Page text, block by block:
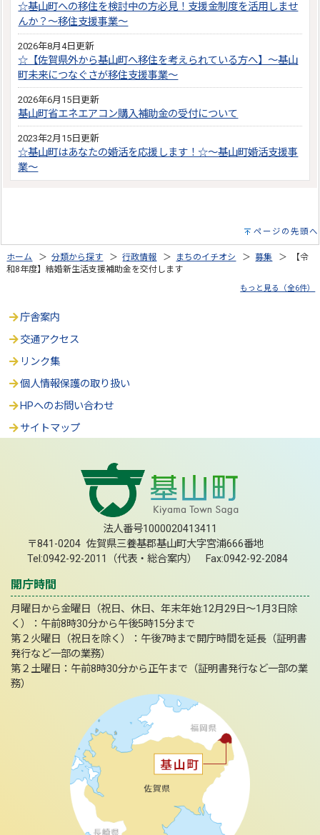
☆基山町への移住を検討中の方必見！支援金制度を活用しませ
んか？～移住支援事業～
2026年8月4日更新
☆【佐賀県外から基山町へ移住を考えられている方へ】～基山
町未来につなぐさが移住支援事業～
2026年6月15日更新
基山町省エネエアコン購入補助金の受付について
2023年2月15日更新
☆基山町はあなたの婚活を応援します！☆～基山町婚活支援事
業～
ページの先頭へ
ホーム ＞分類から探す ＞行政情報 ＞ まちのイチオシ ＞募集
＞ 【令
和8年度】結婚新生活支援補助金を交付します
もっと見る（全6件）
庁舎案内
交通アクセス
リンク集
個人情報保護の取り扱い
HPへのお問い合わせ
サイトマップ
法人番号1000020413411
〒841-0204 佐賀県三養基郡基山町大字宮浦666番地
Tel:0942-92-2011（代表・総合案内） Fax:0942-92-2084
開庁時間
月曜日から金曜日（祝日、休日、年末年始:12月29日～1月3日除
く）：午前8時30分から午後5時15分まで
第２火曜日（祝日を除く）：午後7時まで開庁時間を延長（証明書
発行など一部の業務）
第２土曜日：午前8時30分から正午まで（証明書発行など一部の業
務）